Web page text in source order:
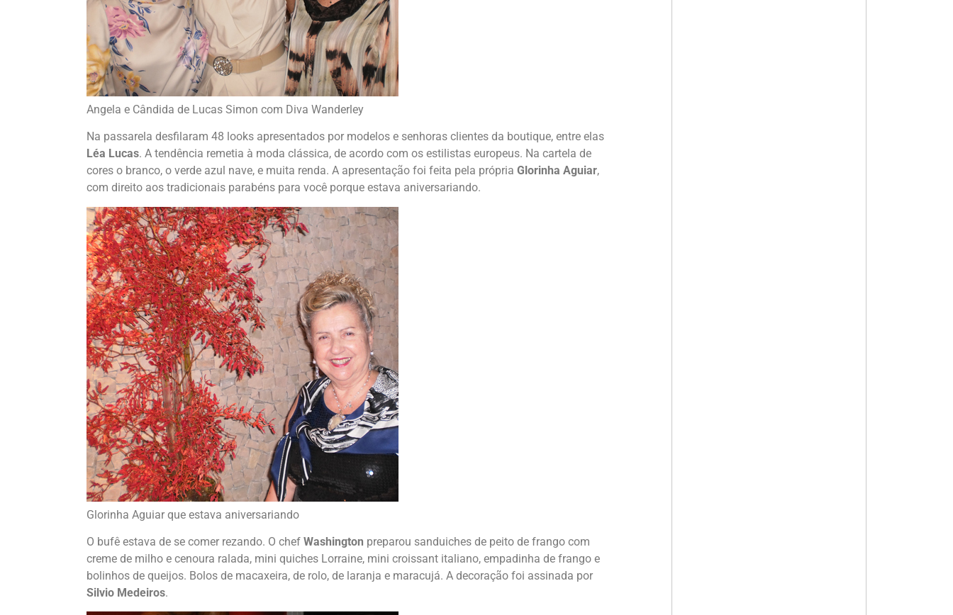
Angela e Cândida de Lucas Simon com Diva Wanderley
Na passarela desfilaram 48 looks apresentados por modelos e senhoras clientes da boutique, entre elas
Léa Lucas. A tendência remetia à moda clássica, de acordo com os estilistas europeus. Na cartela de
cores o branco, o verde azul nave, e muita renda. A apresentação foi feita pela própria Glorinha Aguiar,
com direito aos tradicionais parabéns para você porque estava aniversariando.
Glorinha Aguiar que estava aniversariando
O bufê estava de se comer rezando. O chef Washington preparou sanduiches de peito de frango com
creme de milho e cenoura ralada, mini quiches Lorraine, mini croissant italiano, empadinha de frango e
bolinhos de queijos. Bolos de macaxeira, de rolo, de laranja e maracujá. A decoração foi assinada por
Silvio Medeiros.